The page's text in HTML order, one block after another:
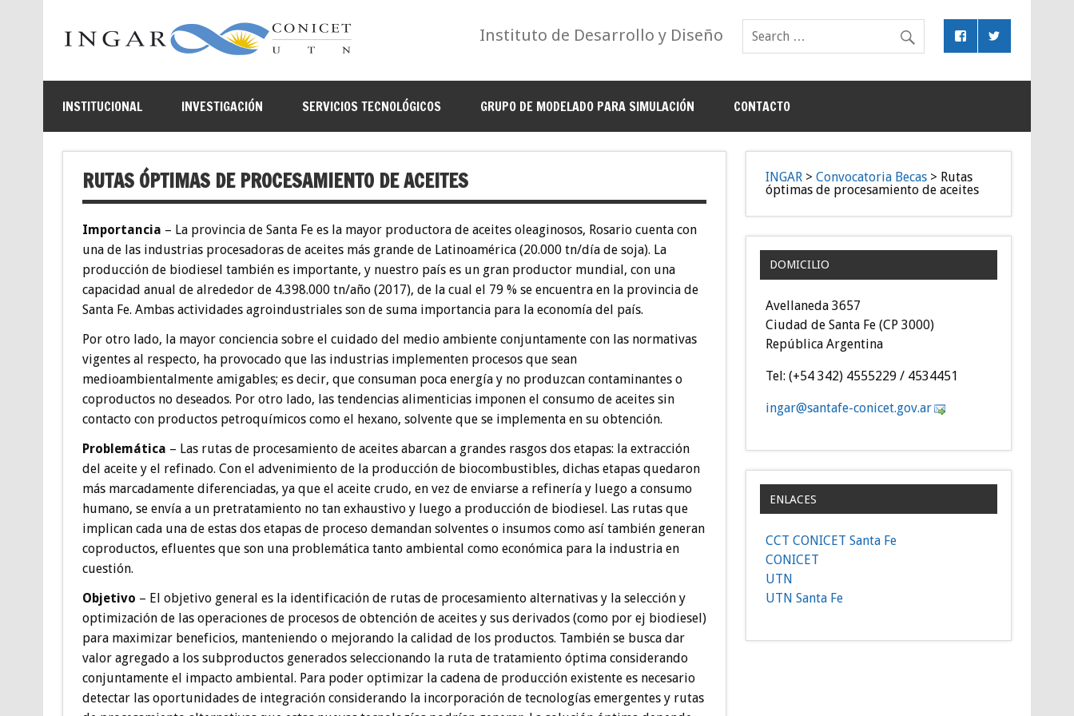
Instituto de Desarrollo y Diseño
INSTITUCIONAL INVESTIGACIÓN SERVICIOS TECNOLÓGICOS GRUPO DE MODELADO PARA SIMULACIÓN CONTACTO
RUTAS ÓPTIMAS DE PROCESAMIENTO DE ACEITES
Importancia – La provincia de Santa Fe es la mayor productora de aceites oleaginosos, Rosario cuenta con
una de las industrias procesadoras de aceites más grande de Latinoamérica (20.000 tn/día de soja). La
producción de biodiesel también es importante, y nuestro país es un gran productor mundial, con una
capacidad anual de alrededor de 4.398.000 tn/año (2017), de la cual el 79 % se encuentra en la provincia de
Santa Fe. Ambas actividades agroindustriales son de suma importancia para la economía del país.
Por otro lado, la mayor conciencia sobre el cuidado del medio ambiente conjuntamente con las normativas
vigentes al respecto, ha provocado que las industrias implementen procesos que sean
medioambientalmente amigables; es decir, que consuman poca energía y no produzcan contaminantes o
coproductos no deseados. Por otro lado, las tendencias alimenticias imponen el consumo de aceites sin
contacto con productos petroquímicos como el hexano, solvente que se implementa en su obtención.
Problemática – Las rutas de procesamiento de aceites abarcan a grandes rasgos dos etapas: la extracción
del aceite y el refinado. Con el advenimiento de la producción de biocombustibles, dichas etapas quedaron
más marcadamente diferenciadas, ya que el aceite crudo, en vez de enviarse a refinería y luego a consumo
humano, se envía a un pretratamiento no tan exhaustivo y luego a producción de biodiesel. Las rutas que
implican cada una de estas dos etapas de proceso demandan solventes o insumos como así también generan
coproductos, efluentes que son una problemática tanto ambiental como económica para la industria en
cuestión.
Objetivo – El objetivo general es la identificación de rutas de procesamiento alternativas y la selección y
optimización de las operaciones de procesos de obtención de aceites y sus derivados (como por ej biodiesel)
para maximizar beneficios, manteniendo o mejorando la calidad de los productos. También se busca dar
valor agregado a los subproductos generados seleccionando la ruta de tratamiento óptima considerando
conjuntamente el impacto ambiental. Para poder optimizar la cadena de producción existente es necesario
detectar las oportunidades de integración considerando la incorporación de tecnologías emergentes y rutas
INGAR >Convocatoria Becas > Rutas
óptimas de procesamiento de aceites
DOMICILIO
Avellaneda 3657
Ciudad de Santa Fe (CP 3000)
República Argentina
Tel: (+54 342) 4555229 / 4534451
ra.vo
g.tec
inoc-
efatn
as@ra
gni
ENLACES
CCT CONICET Santa Fe
CONICET
UTN
UTN Santa Fe